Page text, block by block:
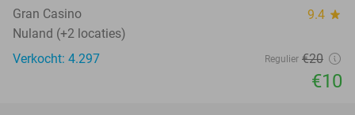
Gran Casino 9.4 star
Nuland (+2 locaties)
Verkocht: 4.297
Regulier €20
€10